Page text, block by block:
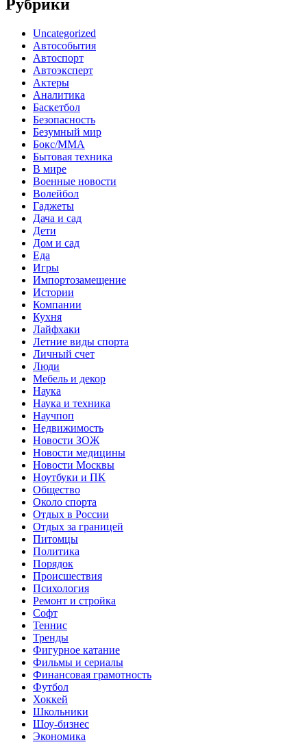
Рубрики
Uncategorized
Автособытия
Автоспорт
Автоэксперт
Актеры
Аналитика
Баскетбол
Безопасность
Безумный мир
Бокс/MMA
Бытовая техника
В мире
Военные новости
Волейбол
Гаджеты
Дача и сад
Дети
Дом и сад
Еда
Игры
Импортозамещение
Истории
Компании
Кухня
Лайфхаки
Летние виды спорта
Личный счет
Люди
Мебель и декор
Наука
Наука и техника
Научпоп
Недвижимость
Новости ЗОЖ
Новости медицины
Новости Москвы
Ноутбуки и ПК
Общество
Около спорта
Отдых в России
Отдых за границей
Питомцы
Политика
Порядок
Происшествия
Психология
Ремонт и стройка
Софт
Теннис
Тренды
Фигурное катание
Фильмы и сериалы
Финансовая грамотность
Футбол
Хоккей
Школьники
Шоу-бизнес
Экономика